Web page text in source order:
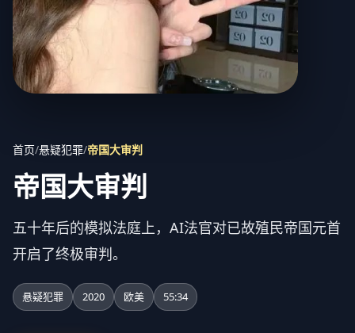
首页/悬疑犯罪/帝国大审判
帝国大审判
五十年后的模拟法庭上，AI法官对已故殖民帝国元首
开启了终极审判。
悬疑犯罪 2020 欧美 55:34